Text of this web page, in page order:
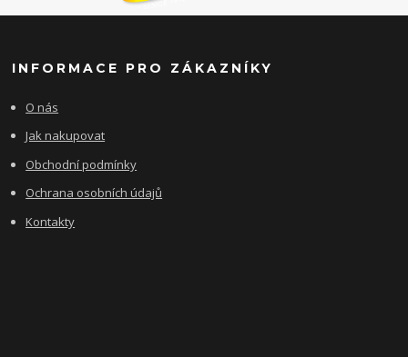
INFORMACE PRO ZÁKAZNÍKY
O nás
Jak nakupovat
Obchodní podmínky
Ochrana osobních údajů
Kontakty